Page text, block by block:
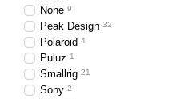
None 9
Peak Design 32
Polaroid 4
Puluz 1
Smallrig 21
Sony 2